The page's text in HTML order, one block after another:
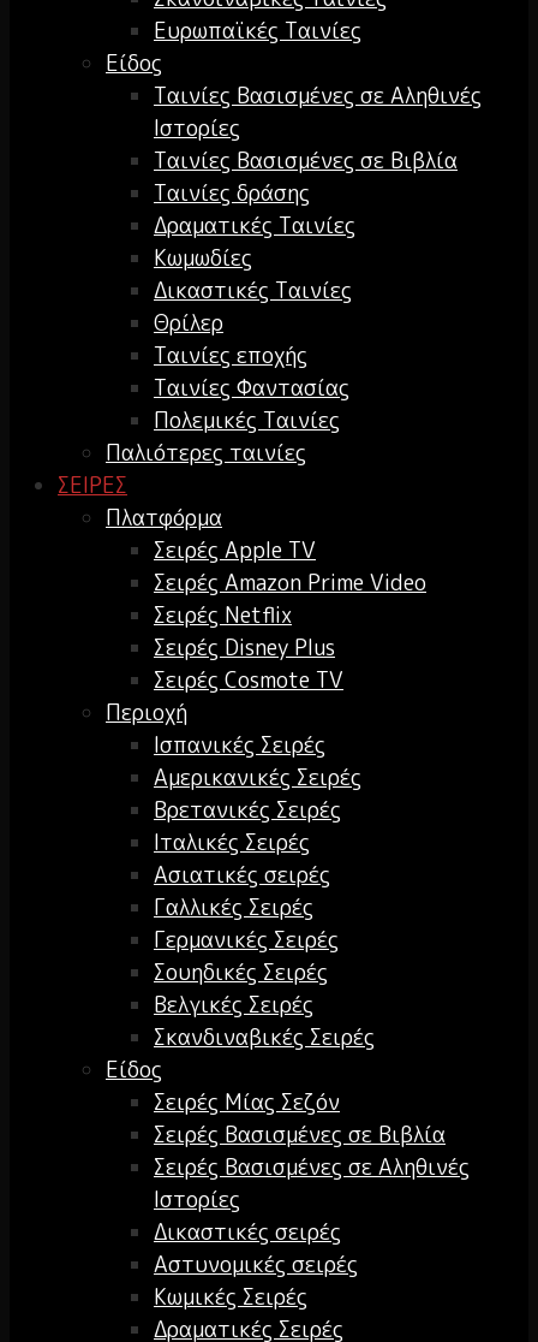
Ευρωπαϊκές Ταινίες
Είδος
Ταινίες Βασισμένες σε Αληθινές
Ιστορίες
Ταινίες Βασισμένες σε Βιβλία
Ταινίες δράσης
Δραματικές Ταινίες
Κωμωδίες
Δικαστικές Ταινίες
Θρίλερ
Ταινίες εποχής
Ταινίες Φαντασίας
Πολεμικές Ταινίες
Παλιότερες ταινίες
ΣΕΙΡΕΣ
Πλατφόρμα
Σειρές Apple TV
Σειρές Amazon Prime Video
Σειρές Netflix
Σειρές Disney Plus
Σειρές Cosmote TV
Περιοχή
Ισπανικές Σειρές
Αμερικανικές Σειρές
Βρετανικές Σειρές
Ιταλικές Σειρές
Ασιατικές σειρές
Γαλλικές Σειρές
Γερμανικές Σειρές
Σουηδικές Σειρές
Βελγικές Σειρές
Σκανδιναβικές Σειρές
Είδος
Σειρές Μίας Σεζόν
Σειρές Βασισμένες σε Βιβλία
Σειρές Βασισμένες σε Αληθινές
Ιστορίες
Δικαστικές σειρές
Αστυνομικές σειρές
Κωμικές Σειρές
Δραματικές Σειρές